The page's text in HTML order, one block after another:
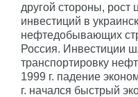
другой стороны, рост
инвестиций в
нефтедобывающих
Россия. Инвестиции
транспортировку
1999 г. падение
г. начался быстрый